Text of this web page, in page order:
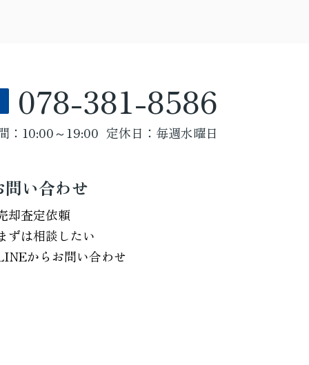
078-381-8586
：10:00～19:00 定休日：毎週水曜日
問い合わせ
却査定依頼
ずは相談したい
からお問い合わせ